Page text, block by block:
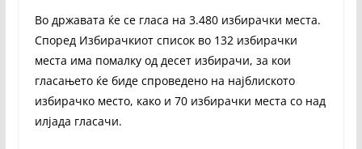
Во државата ќе се гласа на 3.480 избирачки места.
Според Избирачкиот список во 132 избирачки
места има помалку од десет избирачи, за кои
гласањето ќе биде спроведено на најблиското
избирачко место, како и 70 избирачки места со над
илјада гласачи.